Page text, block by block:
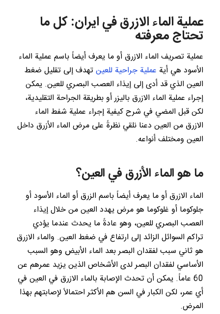
عملية الماء الازرق في ايران: كل ما
تحتاج معرفته
عملية تصريف الماء الازرق أو ما يعرف أيضاً باسم عملية الماء
الأسود هي أية عملية جراحية للعينتهدف إلى تقليل ضغط
العين الذي قد أدى إلى إيذاء العصب البصري للعين. يمكن
إجراء عملية الماء الازرق باليزر أو بطريقة الجراحة التقليدية،
لكن قبل المضي في شرح كيفية إجراء عملية شفط الماء
الازرق من العين دعنا نلقي نظرةً على مرض الماء الأزرق داخل
العين ومختلف أنواعه.
ما هو الماء الأزرق في العين؟
الماء الازرق أو ما يعرف أيضاً باسم الزرق أو الماء الأسود أو
جلوكوما أو غلوكوما هو مرض يهدد العين من خلال إيذاء
العصب البصري للعين، وهو عادةً ما يحدث عندما يؤدي
تراكم السوائل الزائد إلى ارتفاع في ضغط العين. والماء الازرق
هو ثاني سبب لفقدان البصر بعد الماء الأبيض وهو السبب
الأساسي لفقدان البصر لدى الأشخاص الذين يزيد عمرهم عن
60 عاماً. يمكن أن تحدث الإصابة بالماء الازرق في العين في
أي عمر، لكن الكبار في السن هم الأكثر احتمالاً لإصابتهم بهذا
المرض.